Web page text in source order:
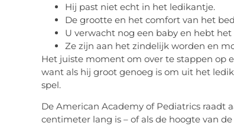
Hij past niet echt in het ledikantje.
De grootte en het comfort van het
U verwacht nog een baby en hebt
Ze zijn aan het zindelijk worden en
Het juiste moment om over te stappen op
want als hij groot genoeg is om uit het
spel.
De American Academy of Pediatrics raadt
centimeter lang is – of als de hoogte van